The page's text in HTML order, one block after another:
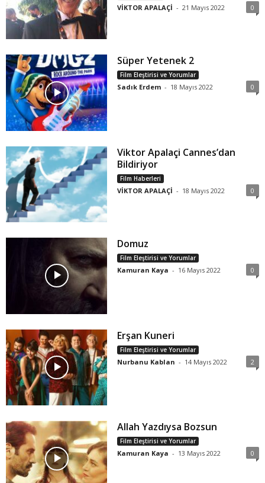
VİKTOR APALAÇİ - 21 Mayıs 2022 0
Süper Yetenek 2
Film Eleştirisi ve Yorumlar
Sadık Erdem - 18 Mayıs 2022 0
Viktor Apalaçi Cannes’dan
Bildiriyor
Film Haberleri
VİKTOR APALAÇİ - 18 Mayıs 2022 0
Domuz
Film Eleştirisi ve Yorumlar
Kamuran Kaya - 16 Mayıs 2022 0
Erşan Kuneri
Film Eleştirisi ve Yorumlar
Nurbanu Kablan - 14 Mayıs 2022 2
Allah Yazdıysa Bozsun
Film Eleştirisi ve Yorumlar
Kamuran Kaya - 13 Mayıs 2022 0